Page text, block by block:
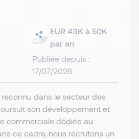
EUR 43K à 50K
par an
Publiée depuis :
17/07/2026
dans le secteur des
son développement et
commerciale dédiée au
ce cadre, nous recrutons un